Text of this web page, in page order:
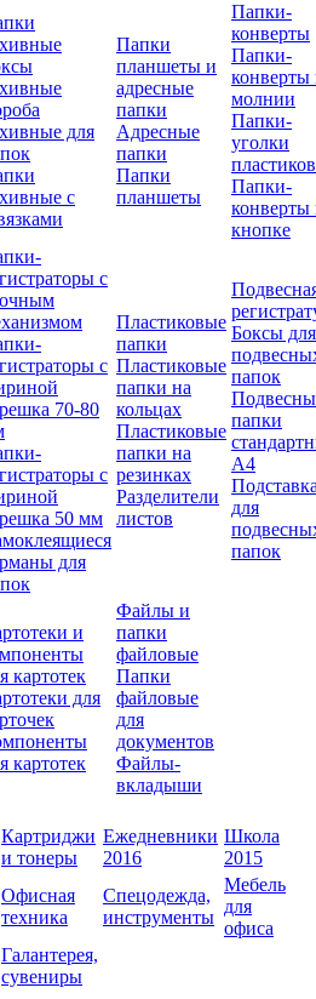
для
с
Папки
планшеты и
адресные
папки
Адресные
папки
Папки
планшеты
Папки-
конверты
Папки-
конверты
молнии
Папки-
уголки
Папки-
конверты
кнопке
с
с
70-80
с
50 мм
для
Пластиковые
папки
Пластиковые
папки на
кольцах
Пластиковые
папки на
резинках
Разделители
листов
Боксы для
папок
папки
А4
для
папок
и
картотек
для
картотек
Файлы и
папки
файловые
Папки
файловые
для
документов
Файлы-
вкладыши
Картриджи
и тонеры
Ежедневники
2016
Школа
2015
Офисная
техника
Спецодежда,
инструменты
Мебель
для
офиса
Галантерея,
сувениры